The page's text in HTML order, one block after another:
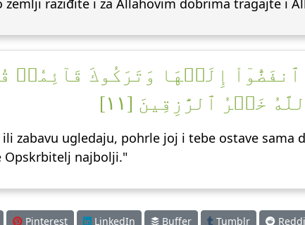
zemlji raziđite i za Allahovim dobrima tragajte i
إِلَيۡهَا وَتَرَكُوكَ قَآئِمٗاۚ
خَيۡرُ ٱلرَّٰزِقِينَ [١١]
zabavu ugledaju, pohrle joj i tebe ostave sama
Opskrbitelj najbolji."
Pinterest LinkedIn Buffer Tumblr